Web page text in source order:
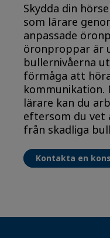
Skydda din
som lärare
anpassade
öronproppar är
bullernivåerna
förmåga att
kommunikation.
lärare kan du
eftersom du vet
från skadliga
Kontakta en